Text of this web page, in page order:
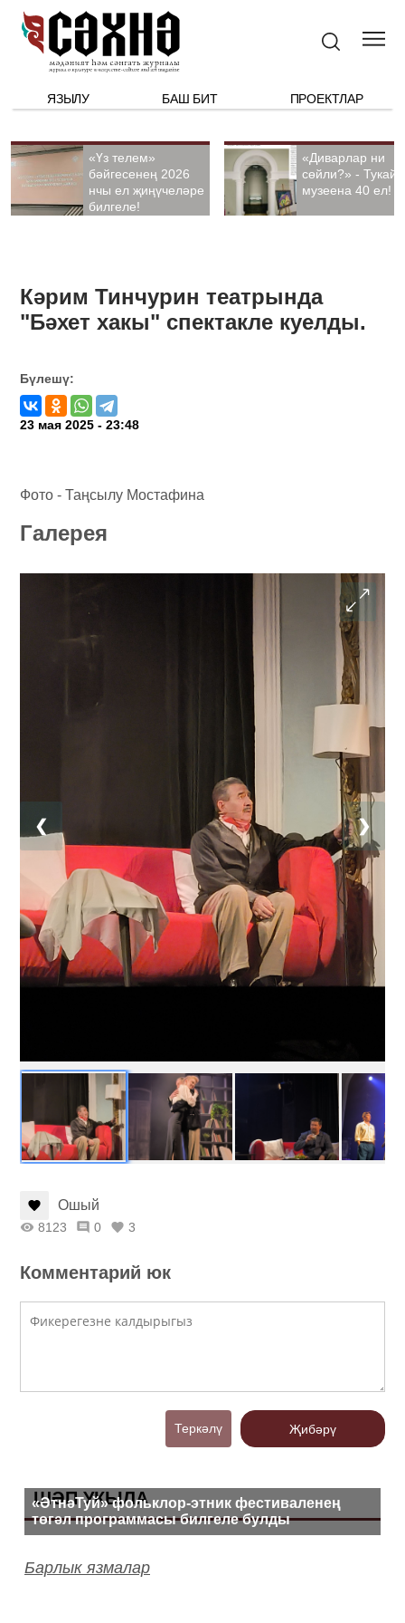
ЯЗЫЛУ БАШ БИТ ПРОЕКТЛАР
«Үз телем»
бәйгесенең 2026
нчы ел җиңүчеләре
билгеле!
«Диварлар ни
сөйли?» - Тукай
музеена 40 ел!
Кәрим Тинчурин театрында
"Бәхет хакы" спектакле куелды.
Бүлешү:
23 мая 2025 - 23:48
Фото - Таңсылу Мостафина
Галерея
❮ ❯
Ошый
8123 0 3
Комментарий юк
Теркәлү Җибәрү
ШӘП УКЫЛА
«ӘтнәТуй» фольклор-этник фестиваленең
төгәл программасы билгеле булды
Барлык язмалар